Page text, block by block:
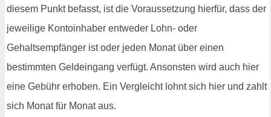
diesem Punkt befasst, ist die Voraussetzung hierfür, dass der
jeweilige Kontoinhaber entweder Lohn- oder
Gehaltsempfänger ist oder jeden Monat über einen
bestimmten Geldeingang verfügt. Ansonsten wird auch hier
eine Gebühr erhoben. Ein Vergleicht lohnt sich hier und zahlt
sich Monat für Monat aus.